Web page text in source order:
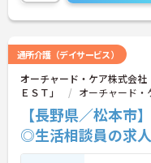
通所介護（デイサービス）
オーチャード・ケア株式会
ＥＳＴ」
オーチャード・
【長野県／松本市
◎生活相談員の求